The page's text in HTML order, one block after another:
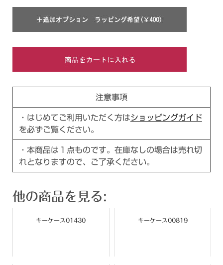
注意事項
・はじめてご利用いただく方はショッピングガイド
を必ずご覧ください。
・本商品は１点ものです。在庫なしの場合は売れ切
れとなりますので、ご了承ください。
他の商品を見る:
キーケース01430 キーケース00819